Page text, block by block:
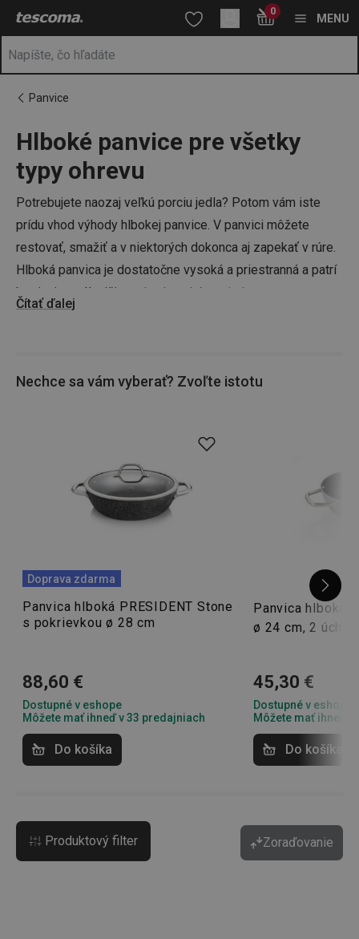
Nachádzate sa na stránke Hlboké panvice s pokrievkou aj bez
Prejsť na hlavný obsah
Prejsť na vyhľadávanie
Prejsť na navigáciu 0
MENU
Panvice
Hlboké panvice pre všetky
typy ohrevu
Potrebujete naozaj veľkú porciu jedla? Potom vám iste
prídu vhod výhody hlbokej panvice. V panvici môžete
restovať, smažiť a v niektorých dokonca aj zapekať v rúre.
Hlboká panvica je dostatočne vysoká a priestranná a patrí
k najuniverzálnejšiemu kuchynskému riadu
pôjde jedna radosť.
Čítať ďalej
Nechce sa vám vyberať? Zvoľte istotu
Doprava zdarma
Panvica hlboká PRESIDENT Stone
s pokrievkou ø 28 cm
88,60 €
Dostupné v eshope
Môžete mať ihneď v 33 predajniach
Do košíka
Panvica hlboká
ø 24 cm, 2
45,30 €
Dostupné v eshope
Môžete mať ihneď
Do košíka
Produktový filter Zoraďovanie